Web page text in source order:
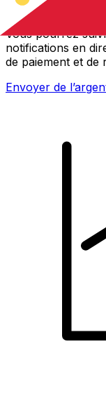
Envoyez de
Vous pourrez
notifications en
de paiement et de
Envoyer de